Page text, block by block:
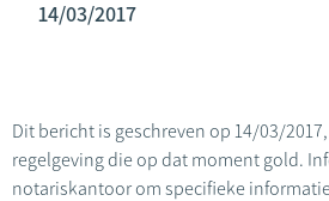
14/03/2017
Dit bericht is geschreven op 14/03/
regelgeving die op dat moment gold.
notariskantoor om specifieke